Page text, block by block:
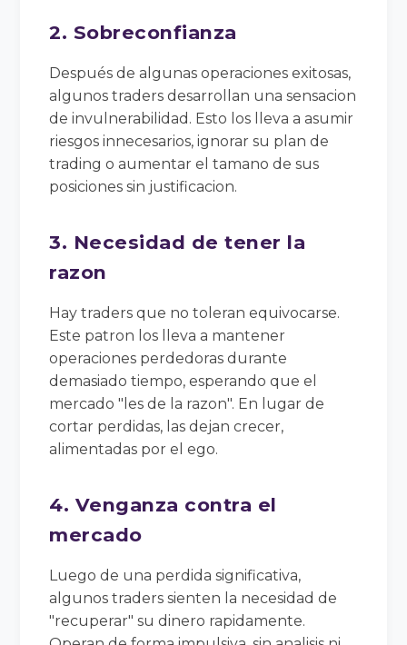
2. Sobreconfianza
Después de algunas operaciones exitosas,
algunos traders desarrollan una sensacion
de invulnerabilidad. Esto los lleva a asumir
riesgos innecesarios, ignorar su plan de
trading o aumentar el tamano de sus
posiciones sin justificacion.
3. Necesidad de tener la
razon
Hay traders que no toleran equivocarse.
Este patron los lleva a mantener
operaciones perdedoras durante
demasiado tiempo, esperando que el
mercado "les de la razon". En lugar de
cortar perdidas, las dejan crecer,
alimentadas por el ego.
4. Venganza contra el
mercado
Luego de una perdida significativa,
algunos traders sienten la necesidad de
"recuperar" su dinero rapidamente.